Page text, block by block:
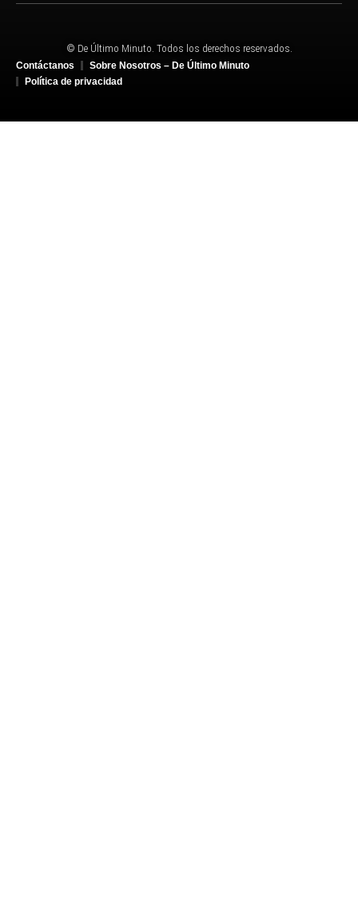
© De Último Minuto. Todos los derechos reservados.
Contáctanos
Sobre Nosotros – De Último Minuto
Política de privacidad